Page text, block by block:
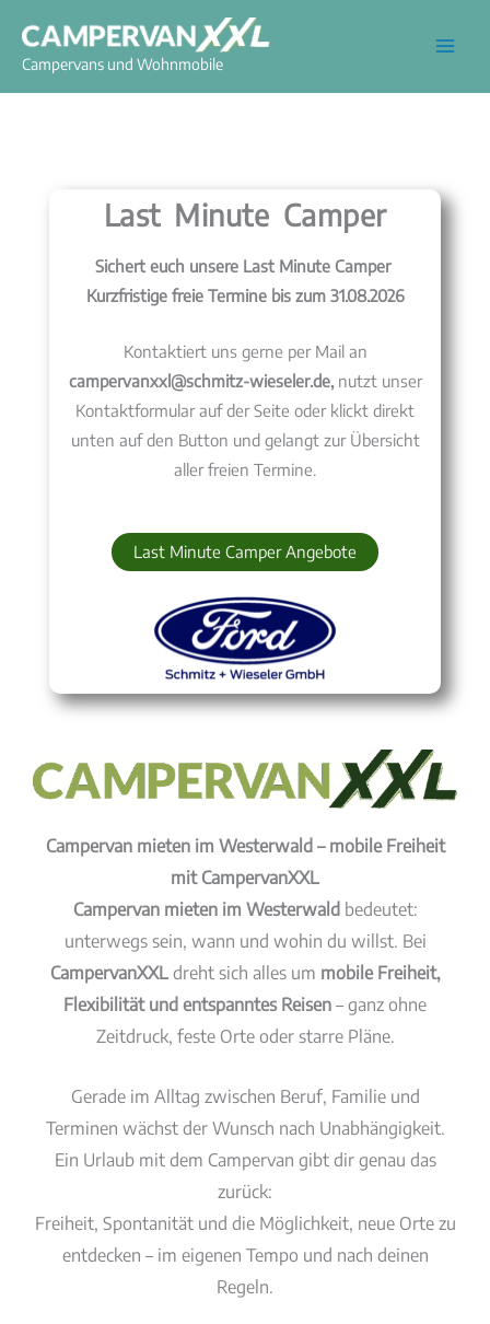
Inhalt
springen
Campervans und Wohnmobile
Last Minute Camper
Sichert euch unsere Last Minute Camper
Kurzfristige freie Termine bis zum 31.08.2026
Kontaktiert uns gerne per Mail an
campervanxxl@schmitz-wieseler.de, nutzt unser
Kontaktformular auf der Seite oder klickt direkt
unten auf den Button und gelangt zur Übersicht
aller freien Termine.
Last Minute Camper Angebote
Campervan mieten im Westerwald – mobile Freiheit
mit CampervanXXL
Campervan mieten im Westerwald bedeutet:
unterwegs sein, wann und wohin du willst. Bei
CampervanXXLdreht sich alles um mobile Freiheit,
Flexibilität und entspanntes Reisen – ganz ohne
Zeitdruck, feste Orte oder starre Pläne.
Gerade im Alltag zwischen Beruf, Familie und
Terminen wächst der Wunsch nach Unabhängigkeit.
Ein Urlaub mit dem Campervan gibt dir genau das
zurück:
Freiheit, Spontanität und die Möglichkeit, neue Orte zu
entdecken – im eigenen Tempo und nach deinen
Regeln.